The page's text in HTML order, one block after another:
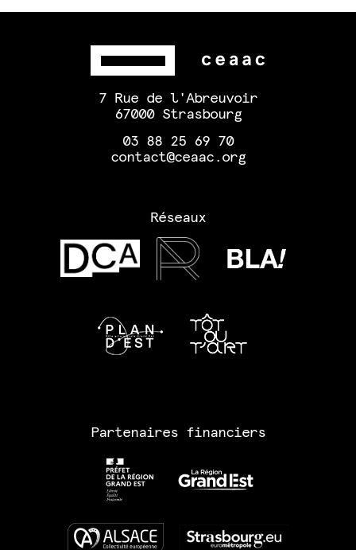
7 Rue de l'Abreuvoir
67000 Strasbourg
03 88 25 69 70
contact@ceaac.org
Réseaux
Partenaires financiers